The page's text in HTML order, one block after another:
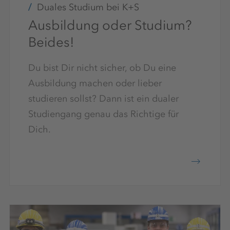
Duales Studium bei K+S
Ausbildung oder Studium?
Beides!
Du bist Dir nicht sicher, ob Du eine
Ausbildung machen oder lieber
studieren sollst? Dann ist ein dualer
Studiengang genau das Richtige für
Dich.